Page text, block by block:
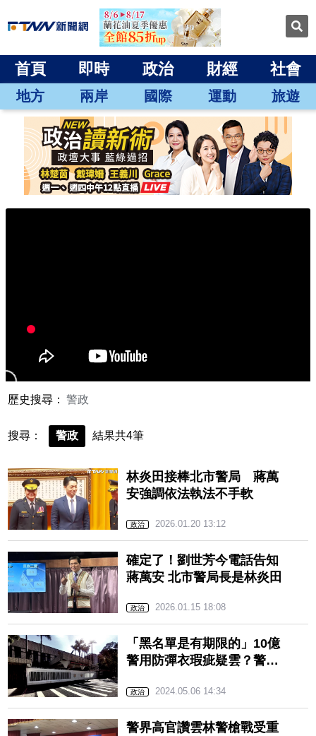
首頁 即時 政治 財經 社會
地方 兩岸 國際 運動 旅遊
歷史搜尋： 警政
搜尋： 警政 結果共4筆
林炎田接棒北市警局 蔣萬
安強調依法執法不手軟
政治 2026.01.20 13:12
確定了！劉世芳今電話告知
蔣萬安 北市警局長是林炎田
政治 2026.01.15 18:08
「黑名單是有期限的」10億
警用防彈衣瑕疵疑雲？警政
政治 2024.05.06 14:34
警界高官讚雲林警槍戰受重